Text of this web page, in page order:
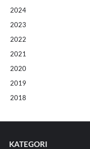
2024
2023
2022
2021
2020
2019
2018
KATEGORI